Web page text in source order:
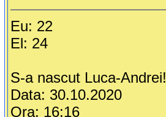
Eu: 22
El: 24
S-a nascut Luca-Andrei!
Data: 30.10.2020
Ora: 16:16